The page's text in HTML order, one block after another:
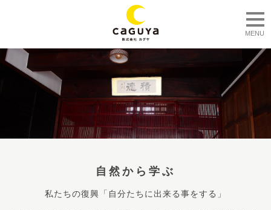
MENU
自然から学ぶ
私たちの復興「自分たちに出来る事をする」